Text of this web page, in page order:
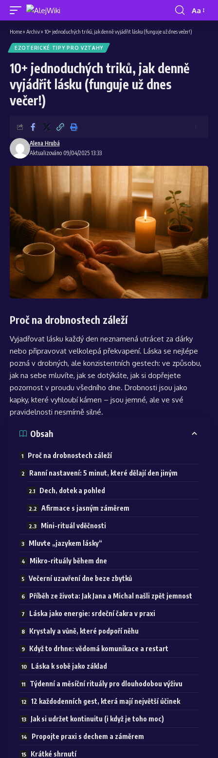
Aa
Home» Archiv» 10+ jednoduchých triků, jak denně vyjádřit lásku (funguje už dnes večer!)
EZOTERICKÉ TIPY PRO VZTAHY
10+ jednoduchých triků, jak denně
vyjádřit lásku (funguje už dnes
večer!)
Aktualizováno 09/04/2025 13:33
Alena Hrubá
Proč na drobnostech záleží
Vyjadřovat lásku každý den neznamená utrácet za dárky
nebo připravovat velkolepá překvapení. Láska se nejlépe
pozná v drobných, ale konzistentních gestech: ve způsobu,
jak na sebe mluvíte, jak se dotýkáte, jak si dopřejete
pozornost v proudu všedního dne. Drobnosti jsou jako
kapky, které vyhloubí kámen – jsou jemné, ale ve své
pravidelnosti nesmírně silné.
Obsah
Proč na drobnostech záleží
Ranní nastavení: 5 minut, které dělají den jiným
Dech, dotek a pohled
Afirmace s jasným záměrem
Mini-rituál vděčnosti
Mluvte „jazykem lásky“
Mikro-rituály během dne
Večerní uzavření dne beze zbytků
Příběh ze života: Jak Jana a Michal našli zpět jemnost
Láska jako energie: srdeční čakra v praxi
Krystaly a vůně, které podpoří něhu
Když to drhne: vědomá komunikace a restart
Láska k sobě jako základ
Týdenní a měsíční rituály pro dlouhodobou výživu
12 každodenních gest, která mají největší účinek
Jak si udržet kontinuitu (i když je toho moc)
Propojte praxi s dechem a záměrem
Krátké shrnutí